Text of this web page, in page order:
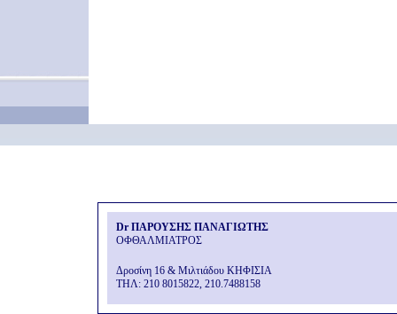
Dr ΠΑΡΟΥΣΗΣ ΠΑΝΑΓΙΩΤΗΣ
ΟΦΘΑΛΜΙΑΤΡΟΣ
Δροσίνη 16 & Μιλτιάδου ΚΗΦΙΣΙΑ
THΛ: 210 8015822, 210.7488158